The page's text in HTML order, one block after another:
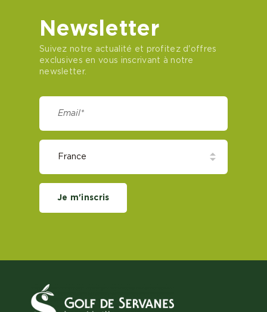
Newsletter
Suivez notre actualité et profitez d'offres
exclusives en vous inscrivant à notre
newsletter.
Je m'inscris